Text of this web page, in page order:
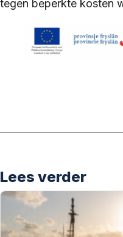
tegen beperkte kosten
Lees verder